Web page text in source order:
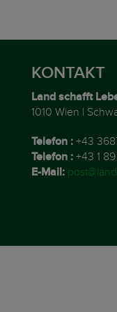
KONTAKT
Land schafft
1010 Wien |
Telefon : +43
Telefon : +43 1
E-Mail: